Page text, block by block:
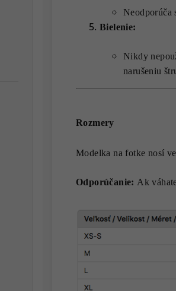
Neodporúča
Bielenie:
Nikdy
narušeniu
Rozmery
Modelka na fotke nosí
Odporúčanie: Ak